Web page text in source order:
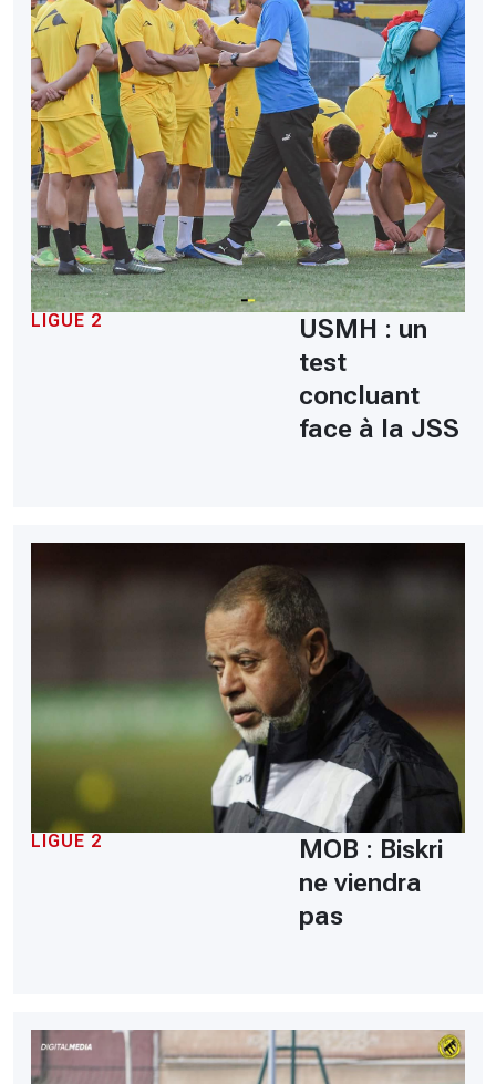
LIGUE 2
USMH : un
test
concluant
face à la JSS
LIGUE 2
MOB : Biskri
ne viendra
pas